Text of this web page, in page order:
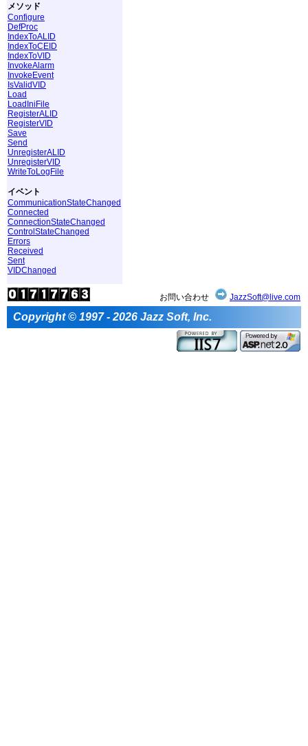
メソッド
Configure
DefProc
IndexToALID
IndexToCEID
IndexToVID
InvokeAlarm
InvokeEvent
IsValidVID
Load
LoadIniFile
RegisterALID
RegisterVID
Save
Send
UnregisterALID
UnregisterVID
WriteToLogFile
イベント
CommunicationStateChanged
Connected
ConnectionStateChanged
ControlStateChanged
Errors
Received
Sent
VIDChanged
お問い合わせ JazzSoft@live.com
Copyright © 1997 - 2026 Jazz Soft, Inc.